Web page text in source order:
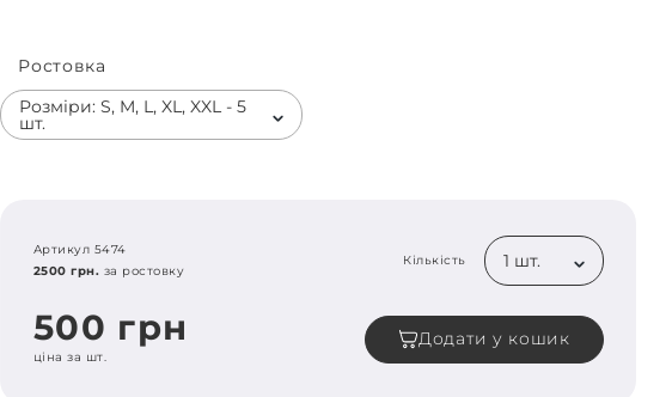
Ростовка
Розміри: S, M, L, XL, XXL - 5
шт.
Артикул 5474
2500 грн. за ростовку
Кількість 1 шт.
500 грн
ціна за шт.
Додати у кошик